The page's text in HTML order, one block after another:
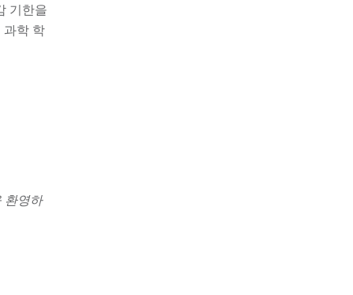
기한을
과학 학
환영하